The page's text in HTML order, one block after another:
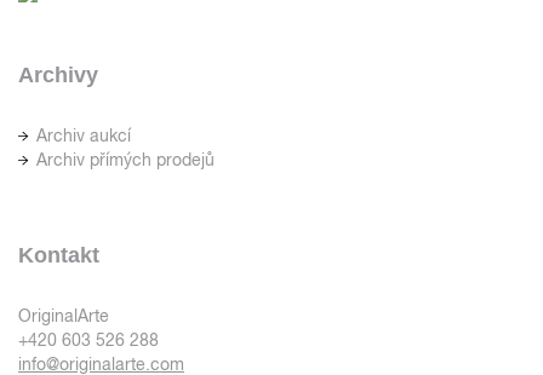
Archivy
Archiv aukcí
Archiv přímých prodejů
Kontakt
OriginalArte
+420 603 526 288
info@originalarte.com